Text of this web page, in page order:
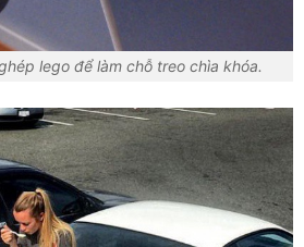
lego để làm chỗ treo chìa khóa.